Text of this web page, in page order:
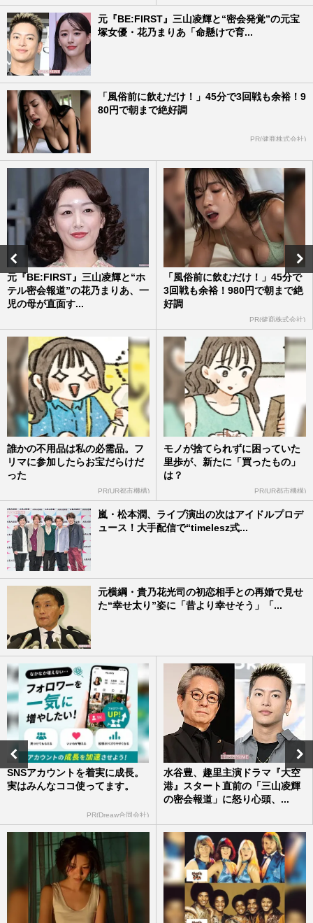
元『BE:FIRST』三山凌輝と“密会発覚”の元宝
塚女優・花乃まりあ「命懸けで育...
「風俗前に飲むだけ！」45分で3回戦も余裕！9
80円で朝まで絶好調
PR(健商株式会社)
元『BE:FIRST』三山凌輝と“ホ
テル密会報道”の花乃まりあ、一
児の母が直面す...
「風俗前に飲むだけ！」45分で
3回戦も余裕！980円で朝まで絶
好調
PR(健商株式会社)
誰かの不用品は私の必需品。フ
リマに参加したらお宝だらけだ
った
PR(UR都市機構)
モノが捨てられずに困っていた
里歩が、新たに「買ったもの」
は？
PR(UR都市機構)
嵐・松本潤、ライブ演出の次はアイドルプロデ
ュース！大手配信で“timelesz式...
元横綱・貴乃花光司の初恋相手との再婚で見せ
た“幸せ太り”姿に「昔より幸せそう」「...
SNSアカウントを着実に成長。
実はみんなココ使ってます。
PR(Dreaw合同会社)
水谷豊、趣里主演ドラマ『大空
港』スタート直前の「三山凌輝
の密会報道」に怒り心頭、...